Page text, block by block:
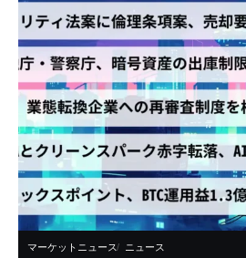
マーケットニュース ニュース